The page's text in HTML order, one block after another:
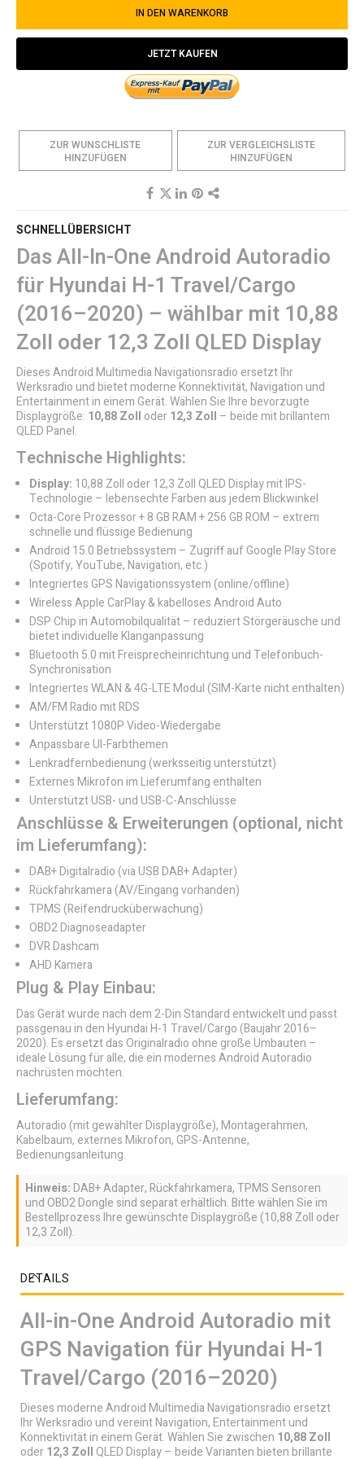
IN DEN WARENKORB
JETZT KAUFEN
ZUR WUNSCHLISTE
HINZUFÜGEN
ZUR VERGLEICHSLISTE
HINZUFÜGEN
SCHNELLÜBERSICHT
Das All-In-One Android Autoradio
für Hyundai H-1 Travel/Cargo
(2016–2020) – wählbar mit 10,88
Zoll oder 12,3 Zoll QLED Display
Dieses Android Multimedia Navigationsradio ersetzt Ihr
Werksradio und bietet moderne Konnektivität, Navigation und
Entertainment in einem Gerät. Wählen Sie Ihre bevorzugte
Displaygröße: 10,88 Zoll oder12,3 Zoll – beide mit brillantem
QLED Panel.
Technische Highlights:
Display: 10,88 Zoll oder 12,3 Zoll QLED Display mit IPS-
Technologie – lebensechte Farben aus jedem Blickwinkel
Octa-Core Prozessor + 8 GB RAM + 256 GB ROM – extrem
schnelle und flüssige Bedienung
Android 15.0 Betriebssystem – Zugriff auf Google Play Store
(Spotify, YouTube, Navigation, etc.)
Integriertes GPS Navigationssystem (online/offline)
Wireless Apple CarPlay & kabelloses Android Auto
DSP Chip in Automobilqualität – reduziert Störgeräusche und
bietet individuelle Klanganpassung
Bluetooth 5.0 mit Freisprecheinrichtung und Telefonbuch-
Synchronisation
Integriertes WLAN & 4G-LTE Modul (SIM-Karte nicht enthalten)
AM/FM Radio mit RDS
Unterstützt 1080P Video-Wiedergabe
Anpassbare UI-Farbthemen
Lenkradfernbedienung (werksseitig unterstützt)
Externes Mikrofon im Lieferumfang enthalten
Unterstützt USB- und USB-C-Anschlüsse
Anschlüsse & Erweiterungen (optional, nicht
im Lieferumfang):
DAB+ Digitalradio (via USB DAB+ Adapter)
Rückfahrkamera (AV/Eingang vorhanden)
TPMS (Reifendrucküberwachung)
OBD2 Diagnoseadapter
DVR Dashcam
AHD Kamera
Plug & Play Einbau:
Das Gerät wurde nach dem 2-Din Standard entwickelt und passt
passgenau in den Hyundai H-1 Travel/Cargo (Baujahr 2016–
2020). Es ersetzt das Originalradio ohne große Umbauten –
ideale Lösung für alle, die ein modernes Android Autoradio
nachrüsten möchten.
Lieferumfang:
Autoradio (mit gewählter Displaygröße), Montagerahmen,
Kabelbaum, externes Mikrofon, GPS-Antenne,
Bedienungsanleitung.
Hinweis: DAB+ Adapter, Rückfahrkamera, TPMS Sensoren
und OBD2 Dongle sind separat erhältlich. Bitte wählen Sie im
Bestellprozess Ihre gewünschte Displaygröße (10,88 Zoll oder
12,3 Zoll).
DETAILS
All-in-One Android Autoradio mit
GPS Navigation für Hyundai H-1
Travel/Cargo (2016–2020)
Dieses moderne Android Multimedia Navigationsradio ersetzt
Ihr Werksradio und vereint Navigation, Entertainment und
Konnektivität in einem Gerät. Wählen Sie zwischen 10,88 Zoll
oder12,3 ZollQLED Display – beide Varianten bieten brillante